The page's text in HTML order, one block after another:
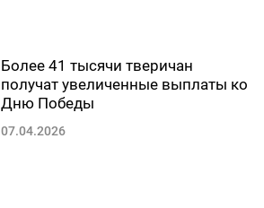
Более 41 тысячи тверичан
получат увеличенные выплаты ко
Дню Победы
07.04.2026